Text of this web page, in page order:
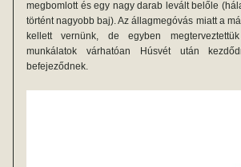
megbomlott és egy nagy darab levált belőle
történt nagyobb baj). Az állagmegóvás miatt a
kellett vernünk, de egyben
munkálatok várhatóan Húsvét után
befejeződnek.